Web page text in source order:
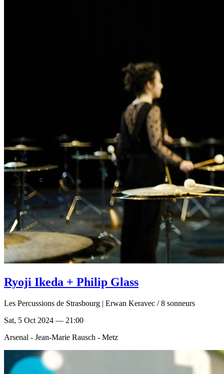
Ryoji Ikeda + Philip Glass
Les Percussions de Strasbourg | Erwan Keravec / 8 sonneurs
Sat, 5 Oct 2024 — 21:00
Arsenal - Jean-Marie Rausch - Metz